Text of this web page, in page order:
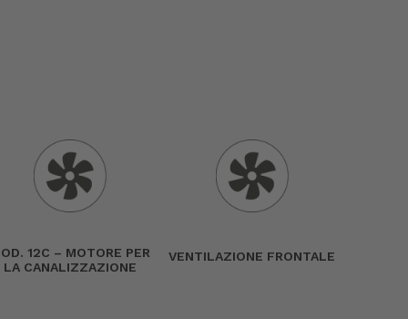
12C – MOTORE PER
LA CANALIZZAZIONE
VENTILAZIONE FRONTALE